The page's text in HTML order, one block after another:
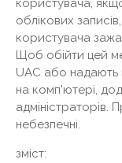
облікових
користувача
Щоб обійти цей
UAC або надають
на комп'ютері,
небезпечні.
зміст: